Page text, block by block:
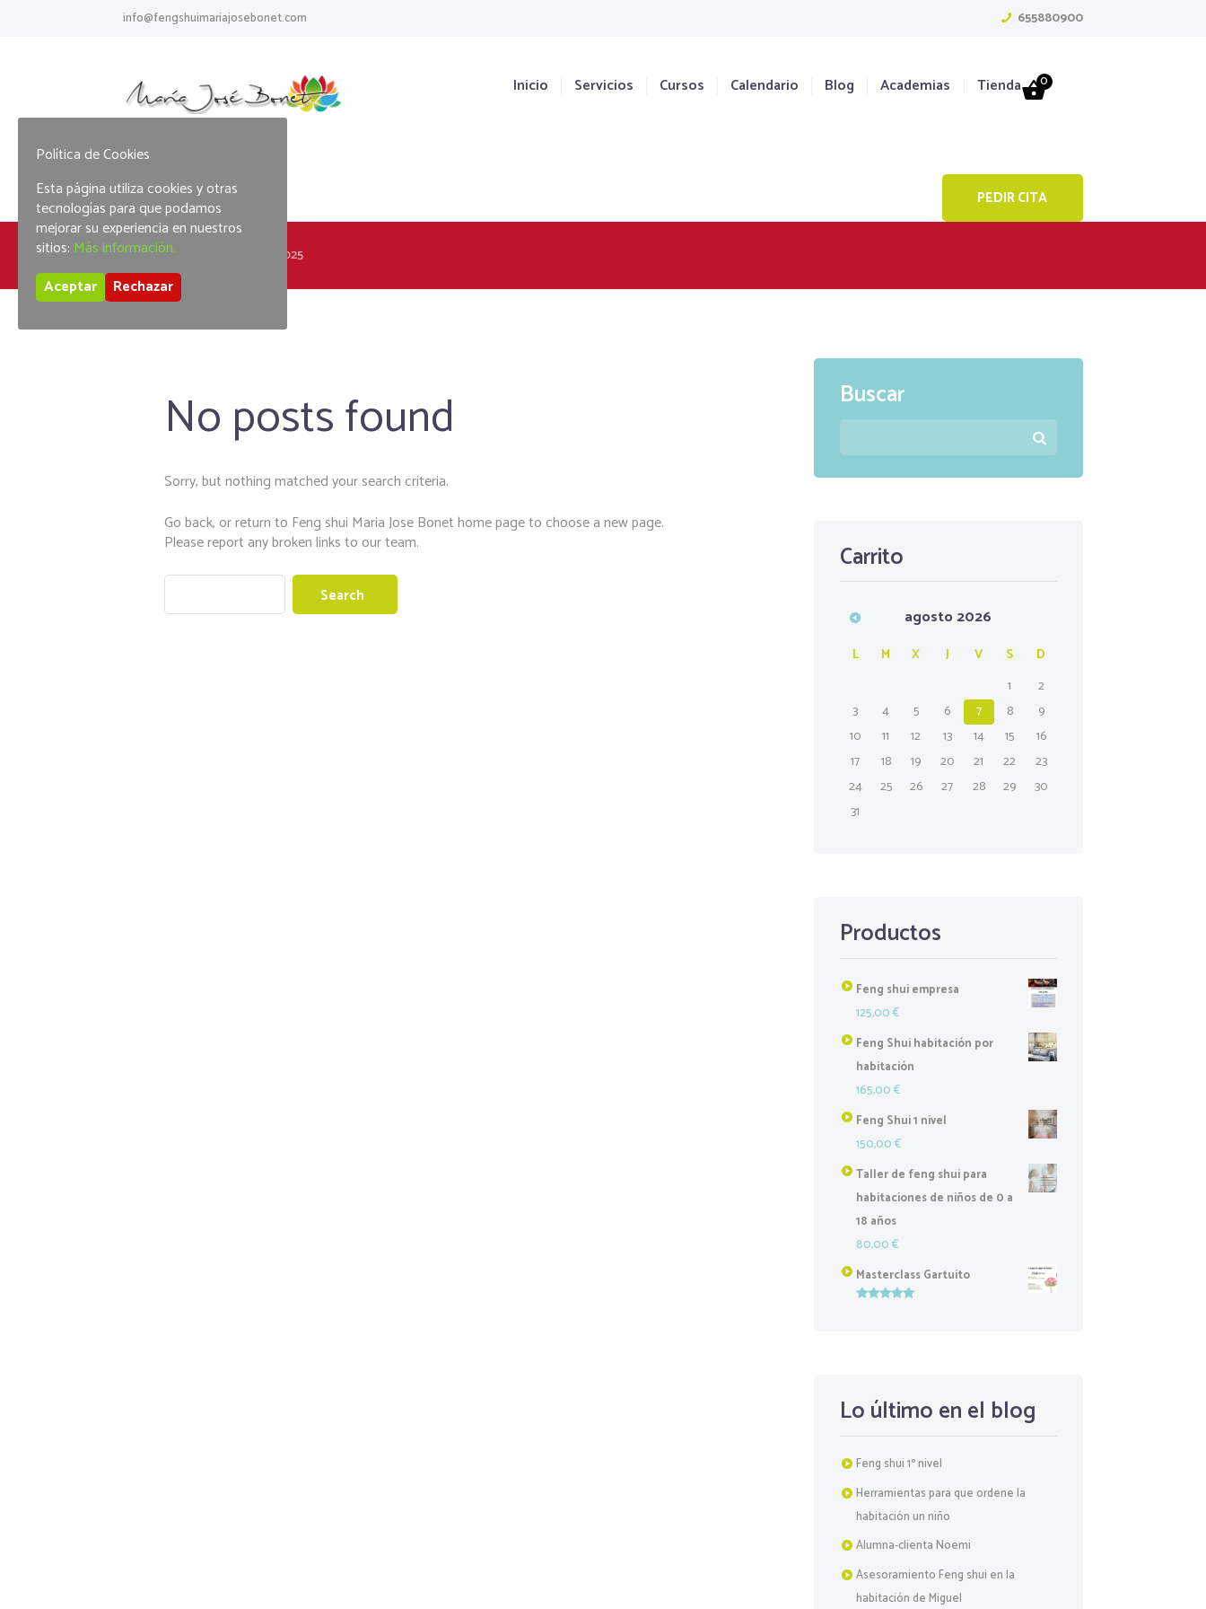
info@fengshuimariajosebonet.com 655880900
Inicio Servicios Cursos Calendario Blog Academias Tienda 0
PEDIR CITA
Home Tag: jackpot party 2025
No posts found
Sorry, but nothing matched your search criteria.
Go back, or return to Feng shui Maria Jose Bonethome page to choose a new page.
Please report any broken links to our team.
Buscar
Carrito
agosto 2026
L M X J V S
D
1
2
3
4 5 6 7 8
9
10
11 12 13 14 15
16
17
18 19 20 21 22
23
24
25 26 27 28 29
30
31
Productos
Feng shui empresa
125,00€
Feng Shui habitación por
habitación
165,00€
Feng Shui 1 nivel
150,00€
Taller de feng shui para
habitaciones de niños de 0 a
18 años
80,00€
Masterclass Gartuito
Lo último en el blog
Feng shui 1º nivel
Herramientas para que ordene la
habitación un niño
Alumna-clienta Noemi
Asesoramiento Feng shui en la
habitación de Miguel
Política de Cookies
Esta página utiliza cookies y otras
tecnologías para que podamos
mejorar su experiencia en nuestros
sitios: Más información.
Aceptar
Rechazar